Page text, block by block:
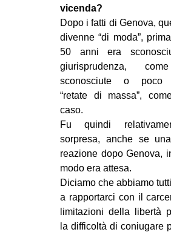
vicenda?
Dopo i fatti di Genova,
divenne “di moda”,
50 anni era
giurisprudenza,
sconosciute o poco
“retate di massa”,
caso.
Fu quindi
sorpresa, anche se
reazione dopo Genova,
modo era attesa.
Diciamo che abbiamo
a rapportarci con il
limitazioni della libertà
la difficoltà di coniugare